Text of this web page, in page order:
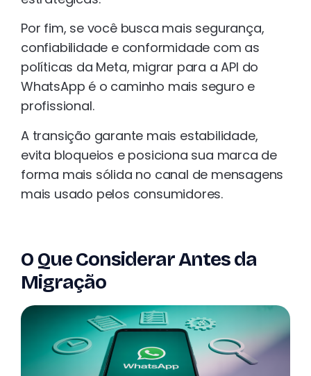
Por fim, se você busca mais segurança,
confiabilidade e conformidade com as
políticas da Meta, migrar para a API do
WhatsApp é o caminho mais seguro e
profissional.
A transição garante mais estabilidade,
evita bloqueios e posiciona sua marca de
forma mais sólida no canal de mensagens
mais usado pelos consumidores.
O Que Considerar Antes da
Migração